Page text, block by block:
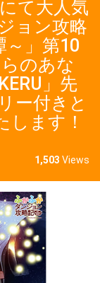
て大人気
ョン攻略
～」第10
のあな
」先
ー付きと
します！
1,503 Views